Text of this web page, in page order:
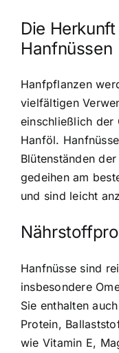
Die
Hanfnüssen
Hanfpflanzen
vielfältigen
einschließlich der
Hanföl.
Blütenständen
gedeihen am
und sind leicht
Hanfnüsse sind
insbesondere
Sie enthalten
Protein,
wie Vitamin E,